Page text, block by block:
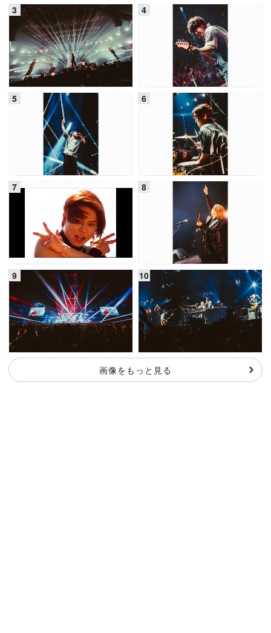
画像をもっと見る